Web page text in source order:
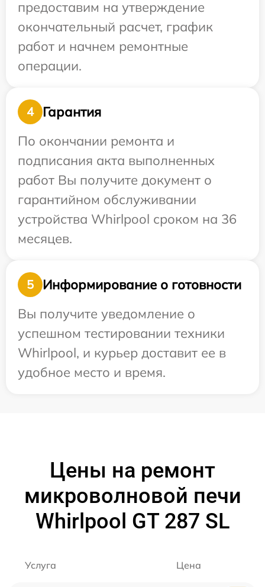
предоставим на утверждение
окончательный расчет, график
работ и начнем ремонтные
операции.
4
Гарантия
По окончании ремонта и
подписания акта выполненных
работ Вы получите документ о
гарантийном обслуживании
устройства Whirlpool сроком на 36
месяцев.
5
Информирование о готовности
Вы получите уведомление о
успешном тестировании техники
Whirlpool, и курьер доставит ее в
удобное место и время.
Цены на ремонт
микроволновой печи
Whirlpool GT 287 SL
Услуга Цена